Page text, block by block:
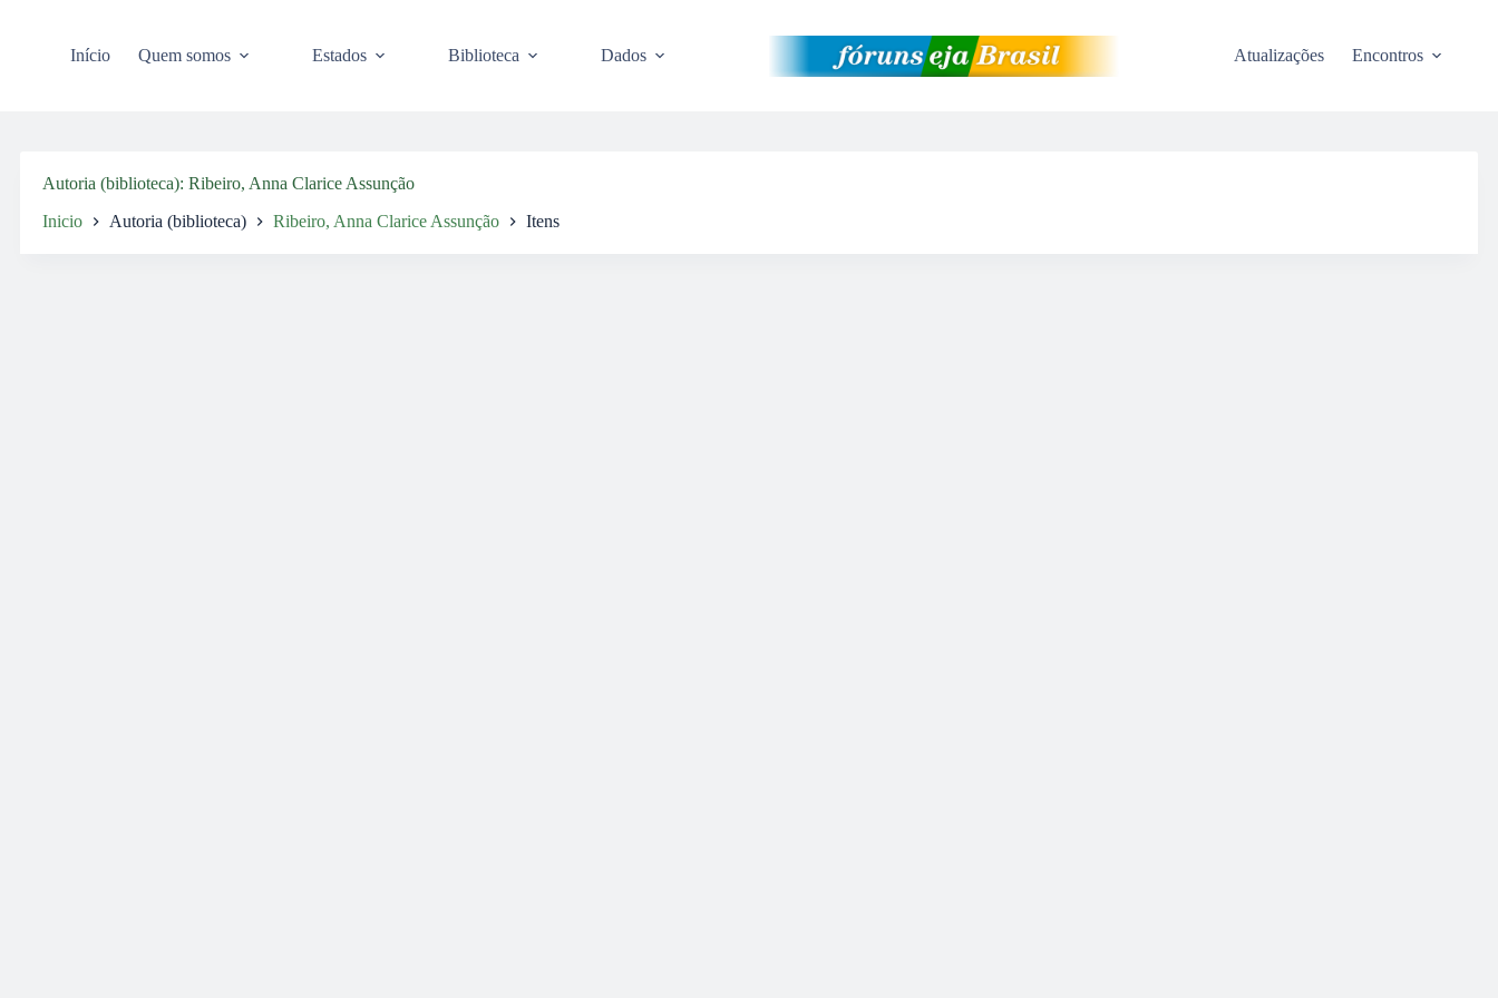
Início Quem somos Estados Biblioteca Dados Atualizações Encontros
Autoria (biblioteca) Ribeiro, Anna Clarice Assunção
Inicio Autoria (biblioteca) Ribeiro, Anna Clarice Assunção Itens